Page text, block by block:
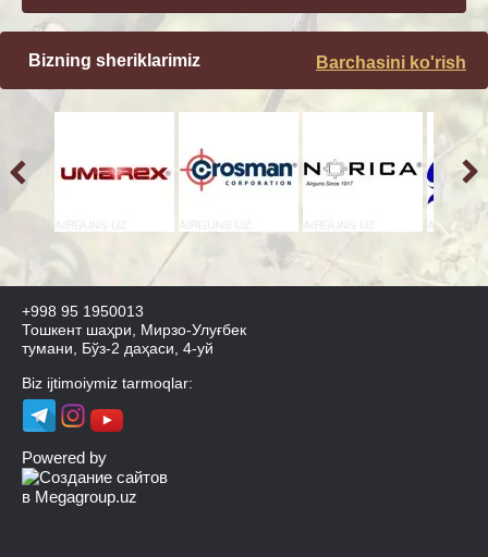
Bizning sheriklarimiz Barchasini ko'rish
+998 95 1950013
Тошкент шаҳри, Мирзо-Улуғбек
тумани, Бўз-2 даҳаси, 4-уй
Biz ijtimoiymiz tarmoqlar:
Powered by